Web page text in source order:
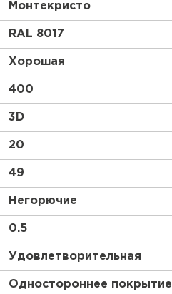
Монтекристо
RAL 8017
Хорошая
400
3D
20
49
Негорючие
0.5
Удовлетворительная
Одностороннее покрытие